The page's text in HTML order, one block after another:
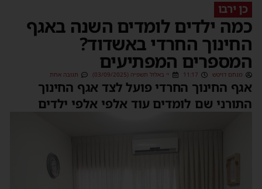
כן ירבו
כמה ילדים לומדים השנה באגף
החינוך החרדי באשדוד?
המספרים המפתיעים
מנחם דויטש 11:17 י׳ באלול תשפ״ה (03/09/2025) תגובה אחת
אגף החינוך החרדי פועל לצד אגף החינוך
התורני שם לומדים עוד אלפי אלפי ילדים